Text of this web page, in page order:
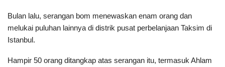
Bulan lalu, serangan bom menewaskan enam orang dan
melukai puluhan lainnya di distrik pusat perbelanjaan Taksim di
Istanbul.
Hampir 50 orang ditangkap atas serangan itu, termasuk Ahlam